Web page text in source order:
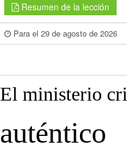
Resumen de la lección
Para el 29 de agosto de 2026
El ministerio
auténtico